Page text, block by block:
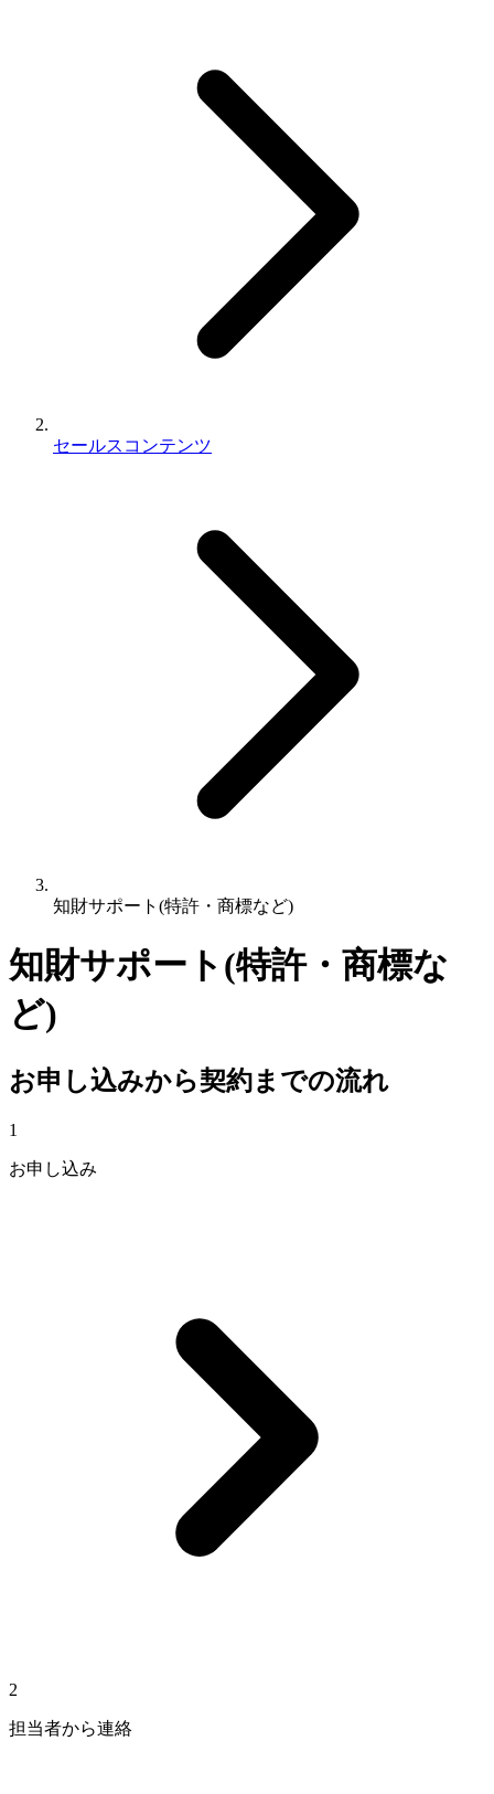
セールスコンテンツ
知財サポート(特許・商標など)
知財サポート(特許・商標な
ど)
お申し込みから契約までの流れ
1
お申し込み
2
担当者から連絡